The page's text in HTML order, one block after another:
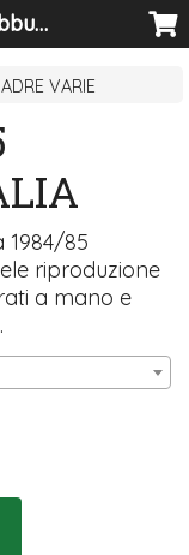
SUBBART, dove il Subbuteo diventa arte
VARIE
1984/85
riproduzione
a mano e